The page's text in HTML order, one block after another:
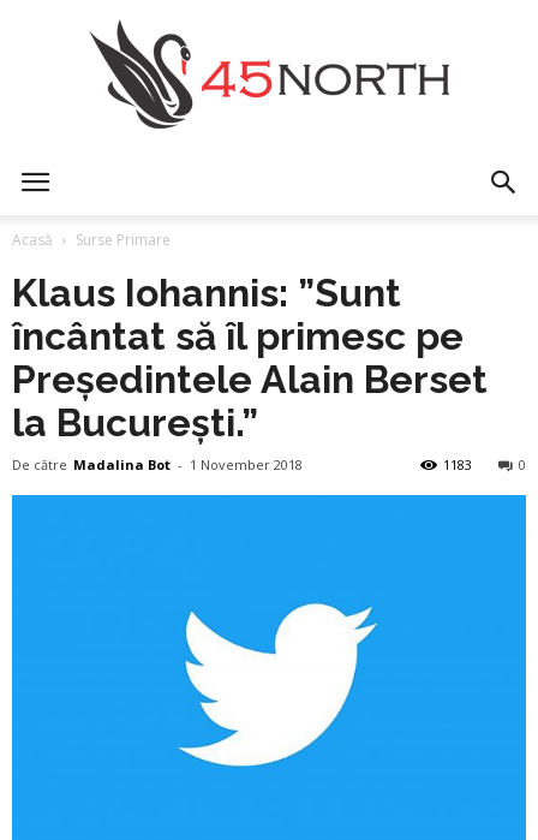
Acasă Surse Primare
Klaus Iohannis: ”Sunt
încântat să îl primesc pe
Președintele Alain Berset
la București.”
De către Madalina Bot - 1 November 2018 0
1183